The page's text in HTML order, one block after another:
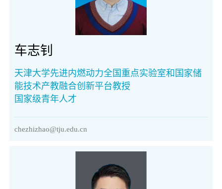
车志钊
天津大学先进内燃动力全国重点实验室和国家储
能技术产教融合创新平台教授
国家级青年人才
chezhizhao@tju.edu.cn